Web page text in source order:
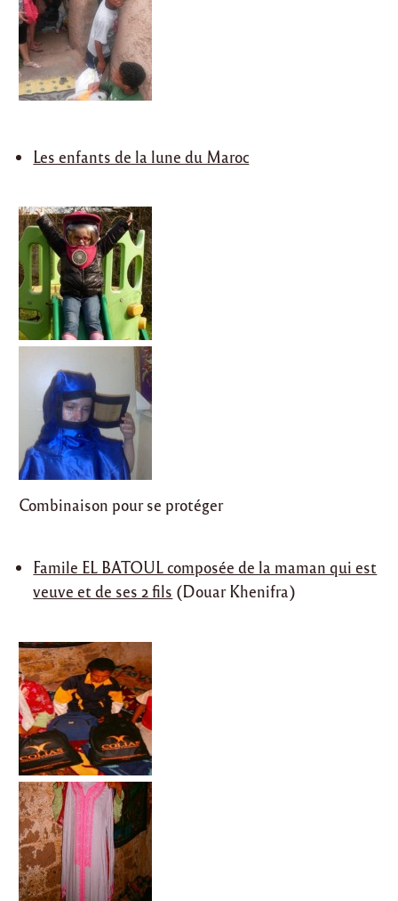
Les enfants de la lune du Maroc
Combinaison pour se protéger
Famile EL BATOUL composée de la maman qui est
veuve et de ses 2 fils (Douar Khenifra)